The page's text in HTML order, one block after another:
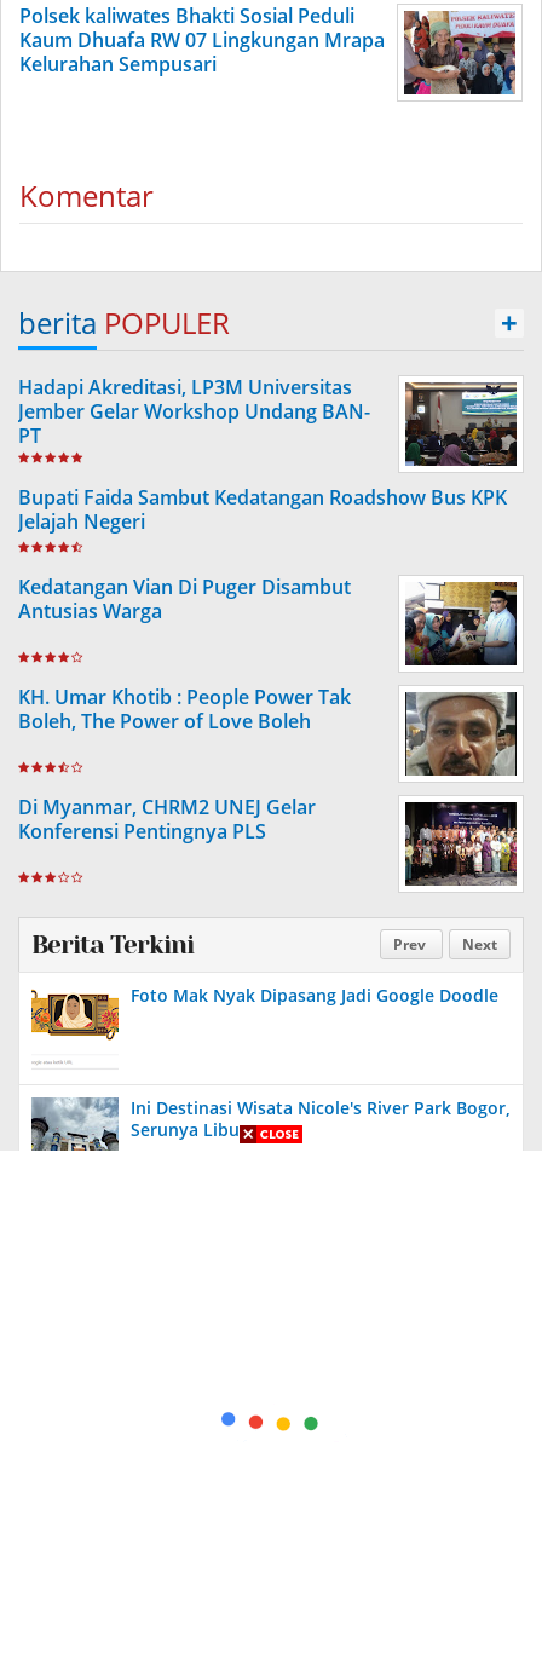
Polsek kaliwates Bhakti Sosial Peduli
Kaum Dhuafa RW 07 Lingkungan Mrapa
Kelurahan Sempusari
Komentar
berita POPULER +
Hadapi Akreditasi, LP3M Universitas
Jember Gelar Workshop Undang BAN-
PT
Bupati Faida Sambut Kedatangan Roadshow Bus KPK
Jelajah Negeri
Kedatangan Vian Di Puger Disambut
Antusias Warga
KH. Umar Khotib : People Power Tak
Boleh, The Power of Love Boleh
Di Myanmar, CHRM2 UNEJ Gelar
Konferensi Pentingnya PLS
Prev Next
Berita Terkini
Foto Mak Nyak Dipasang Jadi Google Doodle
Ini Destinasi Wisata Nicole's River Park Bogor,
Serunya Liburan